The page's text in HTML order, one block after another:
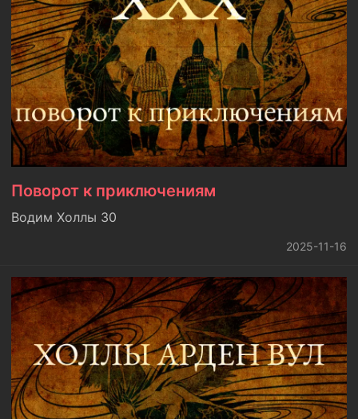
Поворот к приключениям
Водим Холлы 30
2025-11-16